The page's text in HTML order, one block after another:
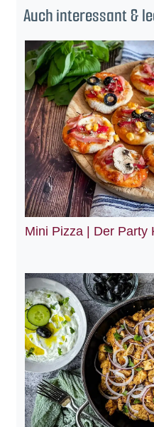
Auch interessant &
Mini Pizza | Der Party